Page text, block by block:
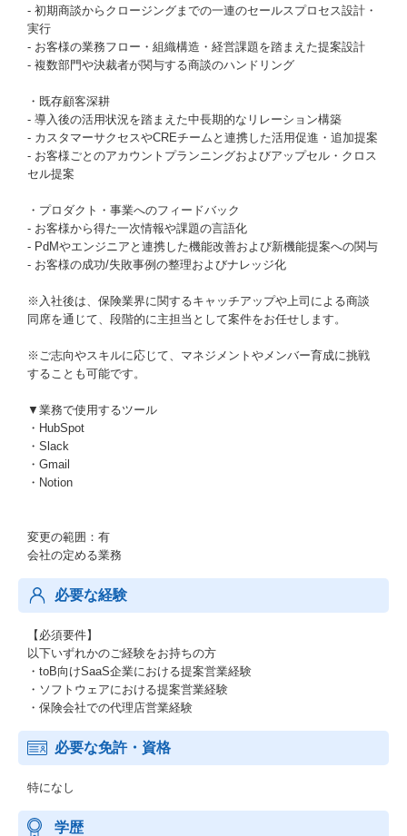
- 初期商談からクロージングまでの一連のセールスプロセス設計・
実行
- お客様の業務フロー・組織構造・経営課題を踏まえた提案設計
- 複数部門や決裁者が関与する商談のハンドリング
・既存顧客深耕
- 導入後の活用状況を踏まえた中長期的なリレーション構築
- カスタマーサクセスやCREチームと連携した活用促進・追加提案
- お客様ごとのアカウントプランニングおよびアップセル・クロス
セル提案
・プロダクト・事業へのフィードバック
- お客様から得た一次情報や課題の言語化
- PdMやエンジニアと連携した機能改善および新機能提案への関与
- お客様の成功/失敗事例の整理およびナレッジ化
※入社後は、保険業界に関するキャッチアップや上司による商談
同席を通じて、段階的に主担当として案件をお任せします。
※ご志向やスキルに応じて、マネジメントやメンバー育成に挑戦
することも可能です。
▼業務で使用するツール
・HubSpot
・Slack
・Gmail
・Notion
変更の範囲：有
会社の定める業務
必要な経験
【必須要件】
以下いずれかのご経験をお持ちの方
・toB向けSaaS企業における提案営業経験
・ソフトウェアにおける提案営業経験
・保険会社での代理店営業経験
必要な免許・資格
特になし
学歴